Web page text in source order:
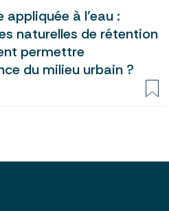
à l’eau :
naturelles de rétention
permettre
du milieu urbain ?